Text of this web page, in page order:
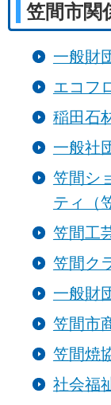
笠間市関
一般財
エコフ
稲田石
一般社
笠間シ
ティ（
笠間工
笠間ク
一般財
笠間市
笠間焼
社会福